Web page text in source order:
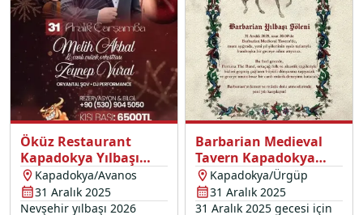
Öküz Restaurant
Kapadokya Yılbaşı
Programı 2026
Kapadokya/Avanos
31 Aralık 2025
Nevşehir yılbaşı 2026
Barbarian Medieval
Tavern Kapadokya
Yılbaşı Programı 2026
Kapadokya/Ürgüp
31 Aralık 2025
31 Aralık 2025 gecesi için